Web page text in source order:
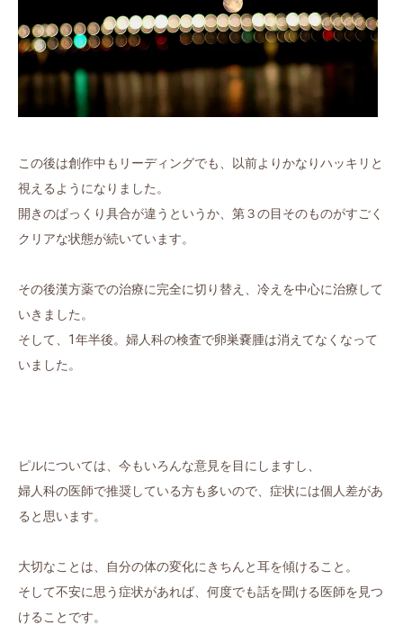
この後は創作中もリーディングでも、以前よりかなりハッキリと
視えるようになりました。
開きのぱっくり具合が違うというか、第３の目そのものがすごく
クリアな状態が続いています。
その後漢方薬での治療に完全に切り替え、冷えを中心に治療して
いきました。
そして、1年半後。婦人科の検査で卵巣嚢腫は消えてなくなって
いました。
ピルについては、今もいろんな意見を目にしますし、
婦人科の医師で推奨している方も多いので、症状には個人差があ
ると思います。
大切なことは、自分の体の変化にきちんと耳を傾けること。
そして不安に思う症状があれば、何度でも話を聞ける医師を見つ
けることです。